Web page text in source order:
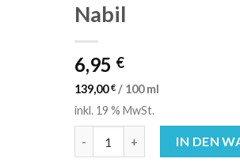
Nabil
6,95 €
139,00€ / 100 ml
inkl. 19 % MwSt.
IN DEN